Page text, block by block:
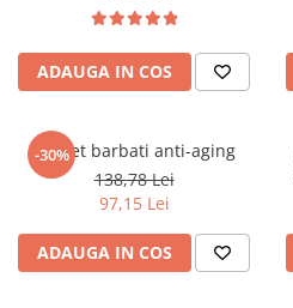
ADAUGA IN COS
-30%
Pachet barbati anti-aging
138,78 Lei
97,15 Lei
ADAUGA IN COS